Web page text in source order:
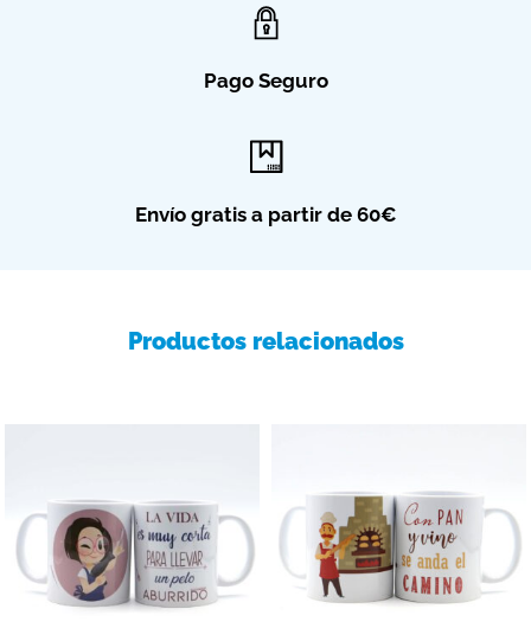
Pago Seguro
Envío gratis a partir de 60€
Productos relacionados